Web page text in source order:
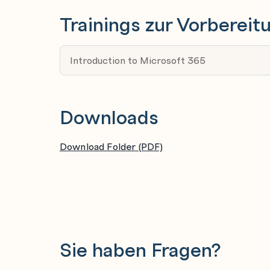
Build scalable, enterprise-grade generative
Module assessment
Trainings zur
Introduction to Microsoft 365
Downloads
Download Folder (PDF)
Sie haben Fragen?